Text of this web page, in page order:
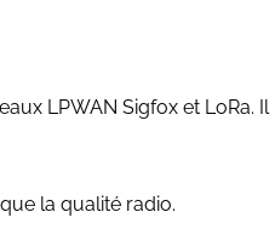
LPWAN Sigfox et LoRa. Il
la qualité radio.